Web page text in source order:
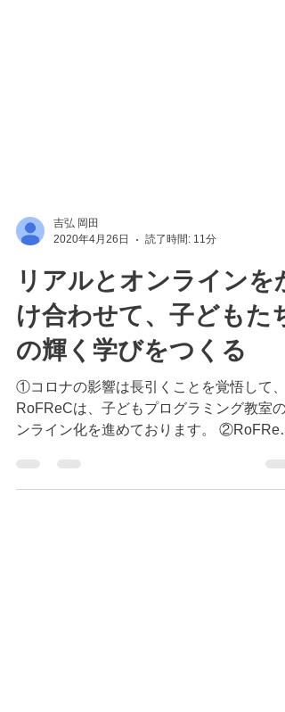
吉弘 岡田
リアルとオンラインを
け合わせて、子どもたち
の輝く学びをつくる
①コロナの影響は長引くことを覚悟して、
RoFReCは、子どもプログラミング教室の
は、オンラインとリアルのかけ合わせによ
て、子どもたちの学びを飛躍的に発展させ